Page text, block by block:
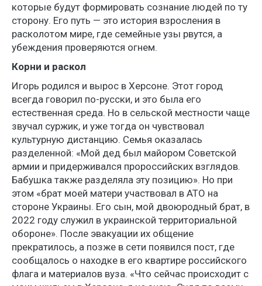
которые будут формировать сознание людей по ту
сторону. Его путь — это история взросления в
расколотом мире, где семейные узы рвутся, а
убеждения проверяются огнем.
Корни и раскол
Игорь родился и вырос в Херсоне. Этот город
всегда говорил по-русски, и это была его
естественная среда. Но в сельской местности чаще
звучал суржик, и уже тогда он чувствовал
культурную дистанцию. Семья оказалась
разделенной: «Мой дед был майором Советской
армии и придерживался пророссийских взглядов.
Бабушка также разделяла эту позицию». Но при
этом «брат моей матери участвовал в АТО на
стороне Украины. Его сын, мой двоюродный брат, в
2022 году служил в украинской территориальной
обороне». После эвакуации их общение
прекратилось, а позже в сети появился пост, где
сообщалось о находке в его квартире российского
флага и материалов вуза. «Что сейчас происходит с